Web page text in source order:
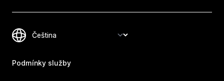
Podmínky služby